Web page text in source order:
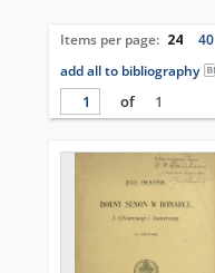
Items per page: 24 40
add all to bibliography
of
1